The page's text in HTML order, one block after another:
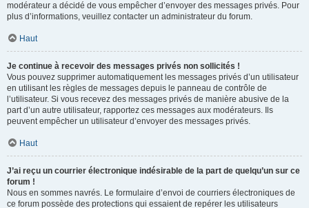
modérateur a décidé de vous empêcher d’envoyer des messages privés. Pour
plus d’informations, veuillez contacter un administrateur du forum.
Haut
Je continue à recevoir des messages privés non sollicités !
Vous pouvez supprimer automatiquement les messages privés d’un utilisateur
en utilisant les règles de messages depuis le panneau de contrôle de
l’utilisateur. Si vous recevez des messages privés de manière abusive de la
part d’un autre utilisateur, rapportez ces messages aux modérateurs. Ils
peuvent empêcher un utilisateur d’envoyer des messages privés.
Haut
J’ai reçu un courrier électronique indésirable de la part de quelqu’un sur ce
forum !
Nous en sommes navrés. Le formulaire d’envoi de courriers électroniques de
ce forum possède des protections qui essaient de repérer les utilisateurs